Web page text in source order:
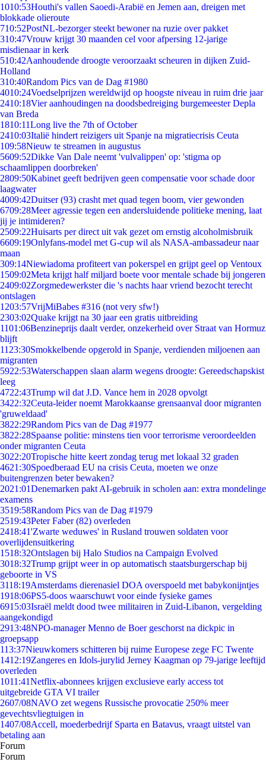
1010:53Houthi's vallen Saoedi-Arabië en Jemen aan, dreigen met
blokkade olieroute
710:52PostNL-bezorger steekt bewoner na ruzie over pakket
310:47Vrouw krijgt 30 maanden cel voor afpersing 12-jarige
misdienaar in kerk
510:42Aanhoudende droogte veroorzaakt scheuren in dijken Zuid-
Holland
310:40Random Pics van de Dag #1980
4010:24Voedselprijzen wereldwijd op hoogste niveau in ruim drie jaar
2410:18Vier aanhoudingen na doodsbedreiging burgemeester Depla
van Breda
1810:11Long live the 7th of October
2410:03Italië hindert reizigers uit Spanje na migratiecrisis Ceuta
109:58Nieuw te streamen in augustus
5609:52Dikke Van Dale neemt 'vulvalippen' op: 'stigma op
schaamlippen doorbreken'
2809:50Kabinet geeft bedrijven geen compensatie voor schade door
laagwater
4009:42Duitser (93) crasht met quad tegen boom, vier gewonden
6709:28Meer agressie tegen een andersluidende politieke mening, laat
jij je intimideren?
2509:22Huisarts per direct uit vak gezet om ernstig alcoholmisbruik
6609:19Onlyfans-model met G-cup wil als NASA-ambassadeur naar
maan
309:14Niewiadoma profiteert van pokerspel en grijpt geel op Ventoux
1509:02Meta krijgt half miljard boete voor mentale schade bij jongeren
2409:02Zorgmedewerkster die 's nachts haar vriend bezocht terecht
ontslagen
1203:57VrijMiBabes #316 (not very sfw!)
2303:02Quake krijgt na 30 jaar een gratis uitbreiding
1101:06Benzineprijs daalt verder, onzekerheid over Straat van Hormuz
blijft
11 23:30Smokkelbende opgerold in Spanje, verdienden miljoenen aan
migranten
5922:53Waterschappen slaan alarm wegens droogte: Gereedschapskist
leeg
4722:43Trump wil dat J.D. Vance hem in 2028 opvolgt
3422:32Ceuta-leider noemt Marokkaanse grensaanval door migranten
'gruweldaad'
3822:29Random Pics van de Dag #1977
3822:28Spaanse politie: minstens tien voor terrorisme veroordeelden
onder migranten Ceuta
3022:20Tropische hitte keert zondag terug met lokaal 32 graden
4621:30Spoedberaad EU na crisis Ceuta, moeten we onze
buitengrenzen beter bewaken?
2021:01Denemarken pakt AI-gebruik in scholen aan: extra mondelinge
examens
3519:58Random Pics van de Dag #1979
2519:43Peter Faber (82) overleden
2418:41'Zwarte weduwes' in Rusland trouwen soldaten voor
overlijdensuitkering
1518:32Ontslagen bij Halo Studios na Campaign Evolved
3018:32Trump grijpt weer in op automatisch staatsburgerschap bij
geboorte in VS
3118:19Amsterdams dierenasiel DOA overspoeld met babykonijntjes
1918:06PS5-doos waarschuwt voor einde fysieke games
6915:03Israël meldt dood twee militairen in Zuid-Libanon, vergelding
aangekondigd
2913:48NPO-manager Menno de Boer geschorst na dickpic in
groepsapp
113:37Nieuwkomers schitteren bij ruime Europese zege FC Twente
1412:19Zangeres en Idols-jurylid Jerney Kaagman op 79-jarige leeftijd
overleden
1011:41Netflix-abonnees krijgen exclusieve early access tot
uitgebreide GTA VI trailer
2607/08NAVO zet wegens Russische provocatie 250% meer
gevechtsvliegtuigen in
1407/08Accell, moederbedrijf Sparta en Batavus, vraagt uitstel van
betaling aan
Forum
Forum